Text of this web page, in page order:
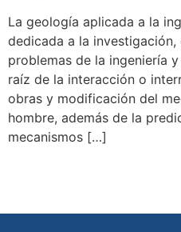
La geología aplicada a la
dedicada a la
problemas de la ingeniería
raíz de la interacción o
obras y modificación del
hombre, además de la
mecanismos […]